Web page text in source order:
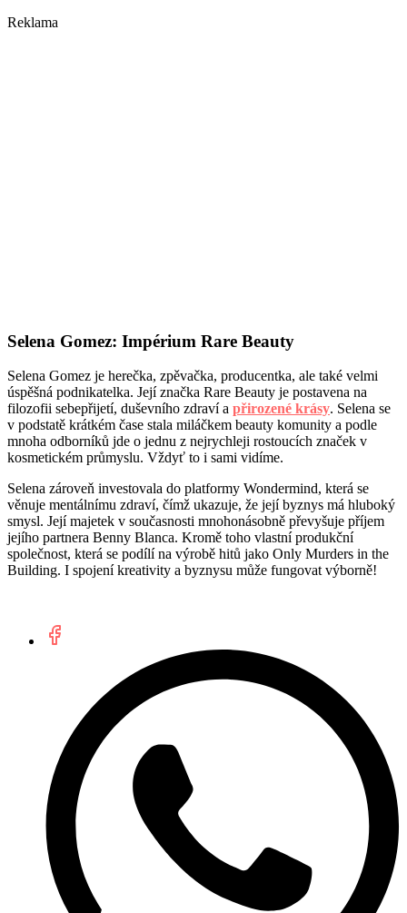
Reklama
Selena Gomez: Impérium Rare Beauty
Selena Gomez je herečka, zpěvačka, producentka, ale také velmi
úspěšná podnikatelka. Její značka Rare Beauty je postavena na
filozofii sebepřijetí, duševního zdraví a přirozené krásy. Selena se
v podstatě krátkém čase stala miláčkem beauty komunity a podle
mnoha odborníků jde o jednu z nejrychleji rostoucích značek v
kosmetickém průmyslu. Vždyť to i sami vidíme.
Selena zároveň investovala do platformy Wondermind, která se
věnuje mentálnímu zdraví, čímž ukazuje, že její byznys má hluboký
smysl. Její majetek v současnosti mnohonásobně převyšuje příjem
jejího partnera Benny Blanca. Kromě toho vlastní produkční
společnost, která se podílí na výrobě hitů jako Only Murders in the
Building. I spojení kreativity a byznysu může fungovat výborně!